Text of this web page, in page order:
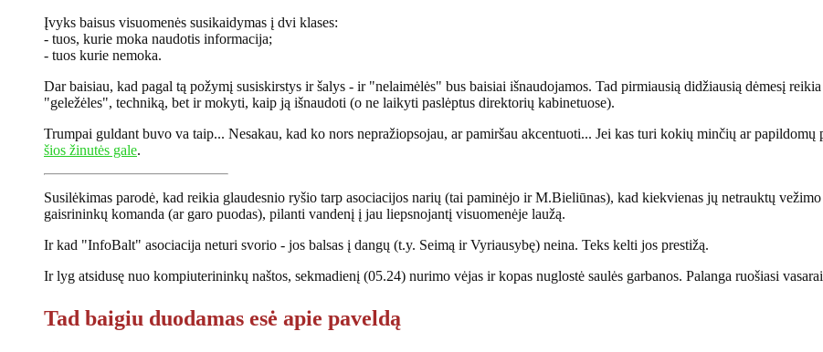
Įvyks baisus visuomenės susikaidymas į dvi klases:
- tuos, kurie moka naudotis informacija;
- tuos kurie nemoka.
Dar baisiau, kad pagal tą požymį susiskirstys ir šalys - ir "nelaimėlės" bus baisiai išnaudojamos. Tad pirmiausią didžiausią dėmesį
"geležėles", techniką, bet ir mokyti, kaip ją išnaudoti (o ne laikyti paslėptus direktorių kabinetuose).
Trumpai guldant buvo va taip... Nesakau, kad ko nors nepražiopsojau, ar pamiršau akcentuoti... Jei kas turi kokių minčių ar papildomų
šios žinutės gale.
Susilėkimas parodė, kad reikia glaudesnio ryšio tarp asociacijos narių (tai paminėjo ir M.Bieliūnas), kad kiekvienas jų netrauktų
gaisrininkų komanda (ar garo puodas), pilanti vandenį į jau liepsnojantį visuomenėje laužą.
Ir kad "InfoBalt" asociacija neturi svorio - jos balsas į dangų (t.y. Seimą ir Vyriausybę) neina. Teks kelti jos prestižą.
Ir lyg atsidusę nuo kompiuterininkų naštos, sekmadienį (05.24) nurimo vėjas ir kopas nuglostė saulės garbanos. Palanga ruošiasi
Tad baigiu duodamas esė apie paveldą